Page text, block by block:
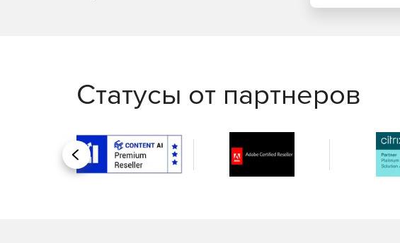
Статусы от партнеров
Назад